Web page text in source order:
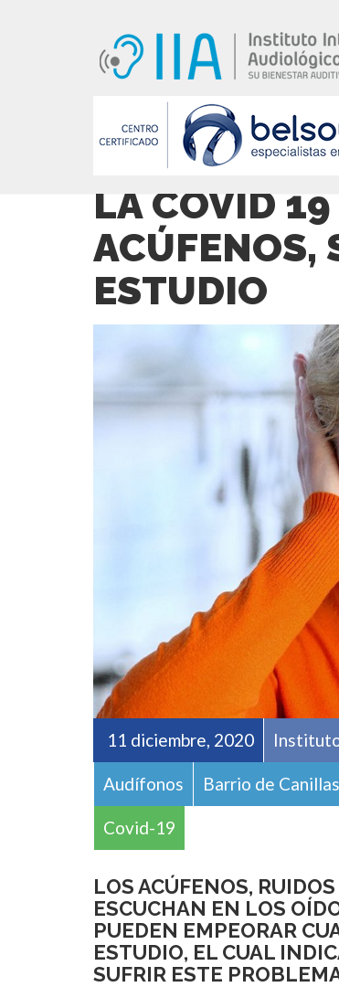
LA COVID
ACÚFENOS,
ESTUDIO
11 diciembre, 2020
Audífonos Barrio de Canillas
Covid-19
LOS ACÚFENOS,
ESCUCHAN EN LOS
PUEDEN EMPEORAR
ESTUDIO, EL CUAL
SUFRIR ESTE